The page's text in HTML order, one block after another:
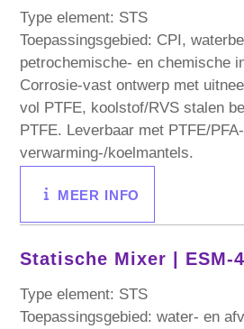
Type element: STS
Toepassingsgebied: CPI,
petrochemische- en chemische
Corrosie-vast ontwerp met
vol PTFE, koolstof/RVS stalen
PTFE. Leverbaar met PTFE/
verwarming-/koelmantels.
MEER INFO
Statische Mixer | ESM-
Type element: STS
Toepassingsgebied: water- en